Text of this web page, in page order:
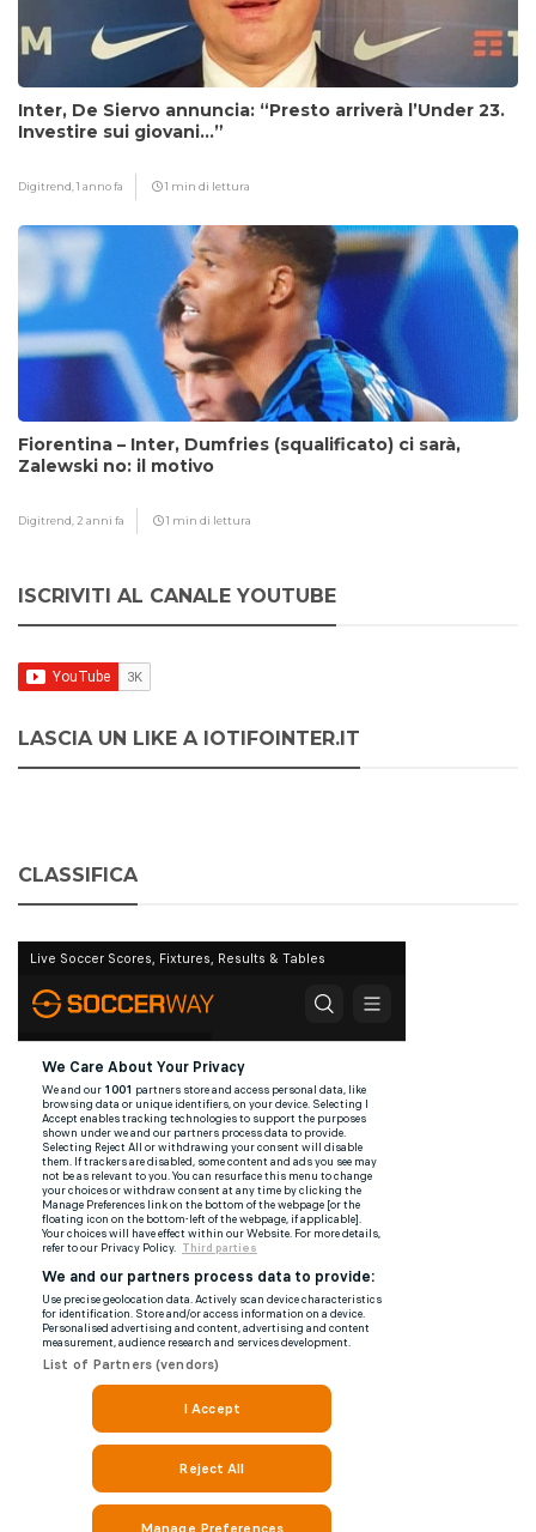
Inter, De Siervo annuncia: “Presto arriverà l’Under 23.
Investire sui giovani…”
Digitrend,1 anno fa 1 min di lettura
Fiorentina – Inter, Dumfries (squalificato) ci sarà,
Zalewski no: il motivo
Digitrend, 2 anni fa 1 min di lettura
ISCRIVITI AL CANALE YOUTUBE
LASCIA UN LIKE A IOTIFOINTER.IT
CLASSIFICA